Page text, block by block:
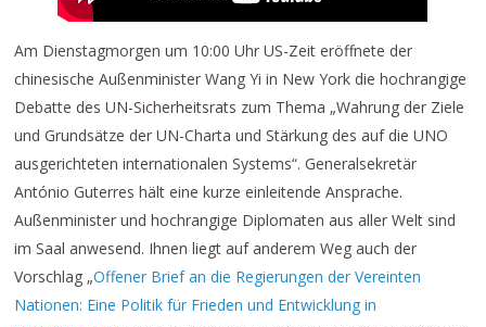
Am Dienstagmorgen um 10:00 Uhr US-Zeit eröffnete der
chinesische Außenminister Wang Yi in New York die hochrangige
Debatte des UN-Sicherheitsrats zum Thema „Wahrung der Ziele
und Grundsätze der UN-Charta und Stärkung des auf die UNO
ausgerichteten internationalen Systems“. Generalsekretär
António Guterres hält eine kurze einleitende Ansprache.
Außenminister und hochrangige Diplomaten aus aller Welt sind
im Saal anwesend. Ihnen liegt auf anderem Weg auch der
Vorschlag „Offener Brief an die Regierungen der Vereinten
Nationen: Eine Politik für Frieden und Entwicklung in